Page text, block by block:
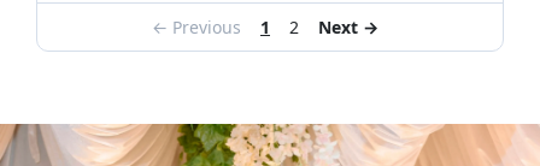
← Previous 1 2 Next →